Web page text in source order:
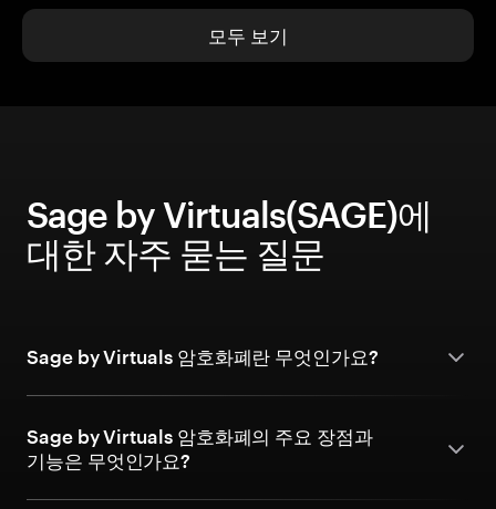
모두 보기
Sage by Virtuals(SAGE)에
대한 자주 묻는 질문
Sage by Virtuals 암호화폐란 무엇인가요?
Sage by Virtuals 암호화폐의 주요 장점과
기능은 무엇인가요?